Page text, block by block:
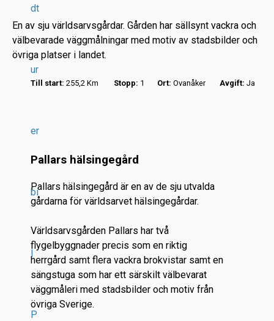
dt
ur
er
bi
l
P
En av sju världsarvsgårdar. Gården har sällsynt vackra och
välbevarade väggmålningar med motiv av stadsbilder och
övriga platser i landet.
Till start: 255,2 Km Stopp: 1 Ort: Ovanåker Avgift: Ja
Pallars hälsingegård
Pallars hälsingegård är en av de sju utvalda
gårdarna för världsarvet hälsingegårdar.
Världsarvsgården Pallars har två
flygelbyggnader precis som en riktig
herrgård samt flera vackra brokvistar samt en
sängstuga som har ett särskilt välbevarat
väggmåleri med stadsbilder och motiv från
övriga Sverige.